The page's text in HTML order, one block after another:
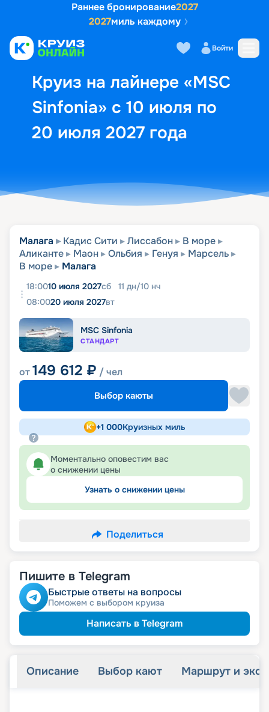
Раннее бронирование2027
2027миль каждому
Войти
Круиз на лайнере «MSC
Sinfonia» с 10 июля по
20 июля 2027 года
Выбор кают Маршрут и
Малага Кадис Сити Лиссабон
В море
Аликанте
Маон Ольбия Генуя
Марсель
В море
Малага
18:0010 июля 2027сб 11 дн/10 нч
08:0020 июля 2027вт
MSC Sinfonia
СТАНДАРТ
от149 612 ₽ / чел
Выбор каюты
+1 000Круизных миль
Моментально оповестим вас
о снижении цены
Узнать о снижении цены
Поделиться
Пишите в Telegram
Быстрые ответы на вопросы
Поможем с выбором круиза
Написать в Telegram
Описание Выбор кают Маршрут и